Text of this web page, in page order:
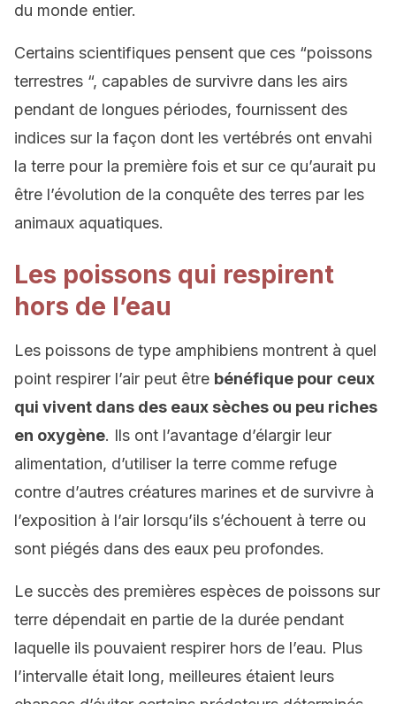
du monde entier.
Certains scientifiques pensent que ces “poissons
terrestres “, capables de survivre dans les airs
pendant de longues périodes, fournissent des
indices sur la façon dont les vertébrés ont envahi
la terre pour la première fois et sur ce qu’aurait pu
être l’évolution de la conquête des terres par les
animaux aquatiques.
Les poissons qui respirent
hors de l’eau
Les poissons de type amphibiens montrent à quel
point respirer l’air peut être bénéfique pour ceux
qui vivent dans des eaux sèches ou peu riches
en oxygène. Ils ont l’avantage d’élargir leur
alimentation, d’utiliser la terre comme refuge
contre d’autres créatures marines et de survivre à
l’exposition à l’air lorsqu’ils s’échouent à terre ou
sont piégés dans des eaux peu profondes.
Le succès des premières espèces de poissons sur
terre dépendait en partie de la durée pendant
laquelle ils pouvaient respirer hors de l’eau. Plus
l’intervalle était long, meilleures étaient leurs